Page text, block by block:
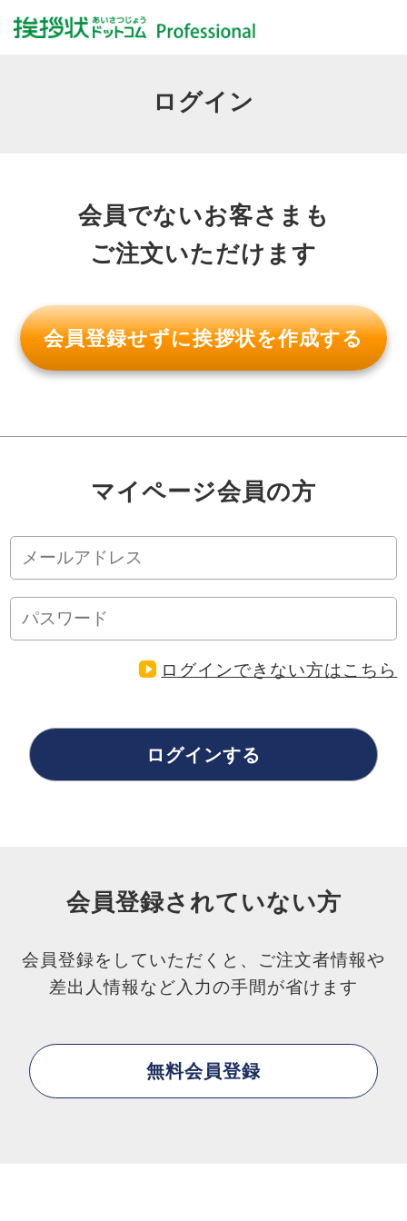
ログイン
会員でないお客さまも
ご注文いただけます
マイページ会員の方
ログインできない方はこちら
会員登録されていない方
会員登録をしていただくと、ご注文者情報や
差出人情報など入力の手間が省けます